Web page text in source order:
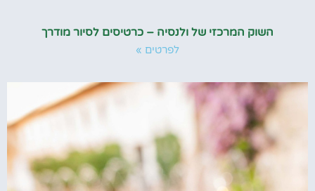
השוק המרכזי של ולנסיה – כרטיסים לסיור מודרך
לפרטים »